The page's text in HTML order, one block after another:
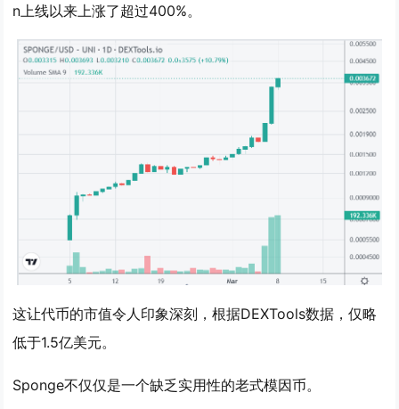
n上线以来上涨了超过400%。
这让代币的市值令人印象深刻，根据DEXTools数据，仅略
低于1.5亿美元。
Sponge不仅仅是一个缺乏实用性的老式模因币。